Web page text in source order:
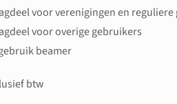
voor verenigingen en
voor overige gebruikers
beamer
btw